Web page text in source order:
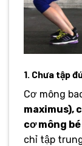
1. Chưa tập
Cơ mông
maximus),
cơ mông
chỉ tập